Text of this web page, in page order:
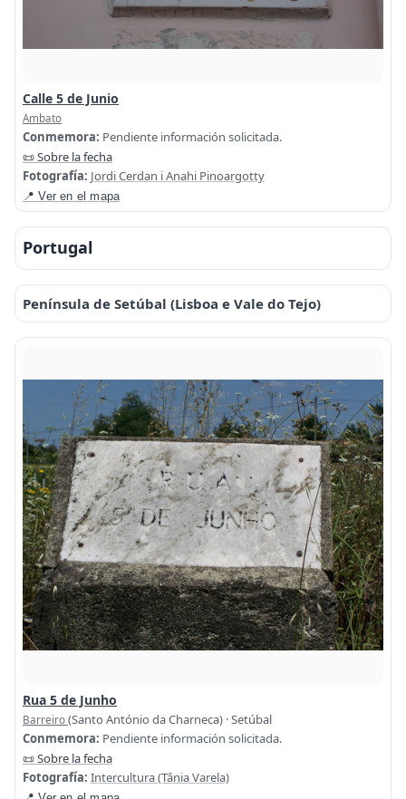
Calle 5 de Junio
Ambato
Conmemora: Pendiente información solicitada.
📜 Sobre la fecha
Fotografía: Jordi Cerdan i Anahi Pinoargotty
📍 Ver en el mapa
Portugal
Península de Setúbal (Lisboa e Vale do Tejo)
Rua 5 de Junho
Barreiro(Santo António da Charneca) · Setúbal
Conmemora: Pendiente información solicitada.
📜 Sobre la fecha
Fotografía: Intercultura (Tânia Varela)